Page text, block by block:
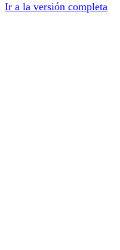
Ir a la versión completa